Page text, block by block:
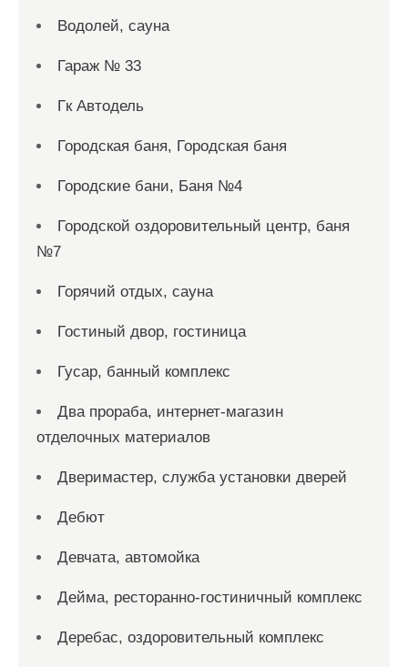
Водолей, сауна
Гараж № 33
Гк Автодель
Городская баня, Городская баня
Городские бани, Баня №4
Городской оздоровительный центр, баня
№7
Горячий отдых, сауна
Гостиный двор, гостиница
Гусар, банный комплекс
Два прораба, интернет-магазин
отделочных материалов
Дверимастер, служба установки дверей
Дебют
Девчата, автомойка
Дейма, ресторанно-гостиничный комплекс
Деребас, оздоровительный комплекс